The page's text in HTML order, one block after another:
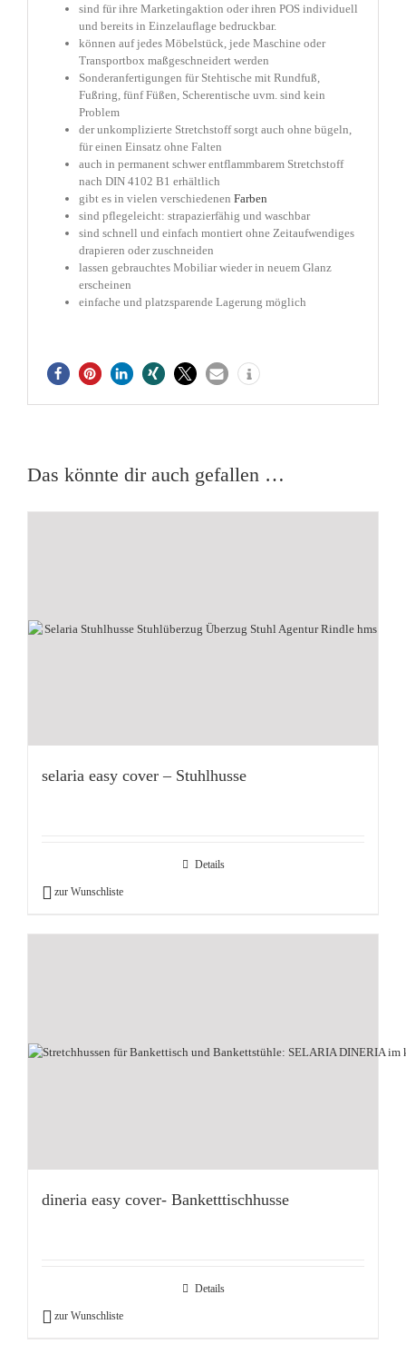
sind für ihre Marketingaktion oder ihren POS individuell
und bereits in Einzelauflage bedruckbar.
können auf jedes Möbelstück, jede Maschine oder
Transportbox maßgeschneidert werden
Sonderanfertigungen für Stehtische mit Rundfuß,
Fußring, fünf Füßen, Scherentische uvm. sind kein
Problem
der unkomplizierte Stretchstoff sorgt auch ohne bügeln,
für einen Einsatz ohne Falten
auch in permanent schwer entflammbarem Stretchstoff
nach DIN 4102 B1 erhältlich
gibt es in vielen verschiedenen Farben
sind pflegeleicht: strapazierfähig und waschbar
sind schnell und einfach montiert ohne Zeitaufwendiges
drapieren oder zuschneiden
lassen gebrauchtes Mobiliar wieder in neuem Glanz
erscheinen
einfache und platzsparende Lagerung möglich
Das könnte dir auch gefallen …
selaria easy cover – Stuhlhusse
Details
zur Wunschliste
dineria easy cover- Banketttischhusse
Details
zur Wunschliste